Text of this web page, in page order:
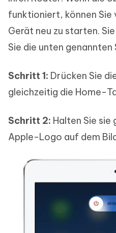
funktioniert, können Sie
Gerät neu zu starten.
Sie die unten
Schritt 1: Drücken Sie
gleichzeitig die Home-
Schritt 2: Halten Sie
Apple-Logo auf dem